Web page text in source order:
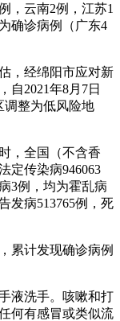
，云南2例，江苏1
确诊病例（广东4
，经绵阳市应对新
自2021年8月7日
调整为低风险地
，全国（不含香
定传染病946063
3例，均为霍乱病
发病513765例，死
累计发现确诊病例
液洗手。咳嗽和打
何有感冒或类似流